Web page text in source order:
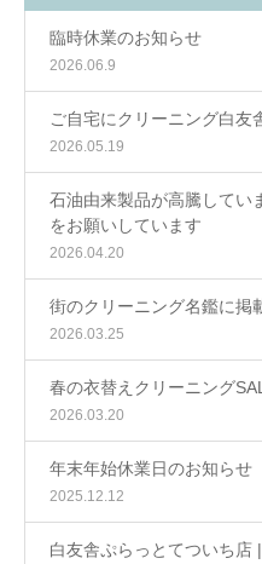
臨時休業のお知らせ
2026.06.9
ご自宅にクリーニング白友
2026.05.19
石油由来製品が高騰してい
をお願いしています
2026.04.20
街のクリーニング名鑑に掲
2026.03.25
春の衣替えクリーニング
2026.03.20
年末年始休業日のお知らせ
2025.12.12
白友舎ぷらっとてついち店